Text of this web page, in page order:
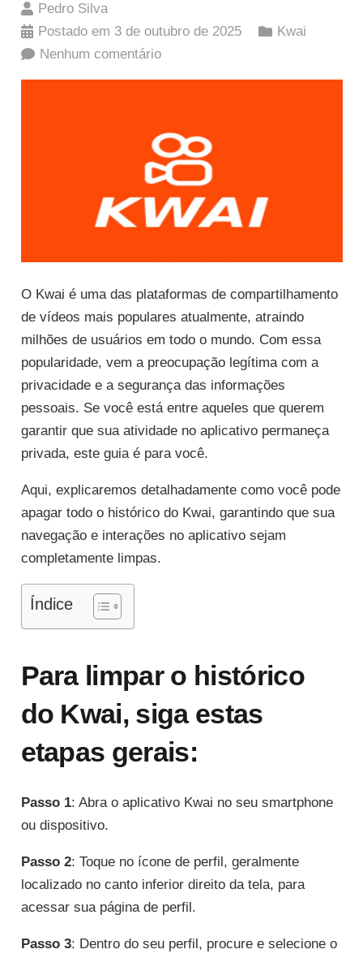
Pedro Silva
Postado em 3 de outubro de 2025
Kwai
Nenhum comentário
O Kwai é uma das plataformas de compartilhamento
de vídeos mais populares atualmente, atraindo
milhões de usuários em todo o mundo. Com essa
popularidade, vem a preocupação legítima com a
privacidade e a segurança das informações
pessoais. Se você está entre aqueles que querem
garantir que sua atividade no aplicativo permaneça
privada, este guia é para você.
Aqui, explicaremos detalhadamente como você pode
apagar todo o histórico do Kwai, garantindo que sua
navegação e interações no aplicativo sejam
completamente limpas.
Índice
Para limpar o histórico
do Kwai, siga estas
etapas gerais:
Passo 1: Abra o aplicativo Kwai no seu smartphone
ou dispositivo.
Passo 2: Toque no ícone de perfil, geralmente
localizado no canto inferior direito da tela, para
acessar sua página de perfil.
Passo 3: Dentro do seu perfil, procure e selecione o